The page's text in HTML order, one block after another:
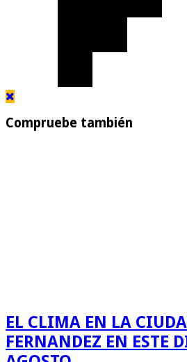
Compruebe también
EL CLIMA EN LA
FERNANDEZ EN ESTE